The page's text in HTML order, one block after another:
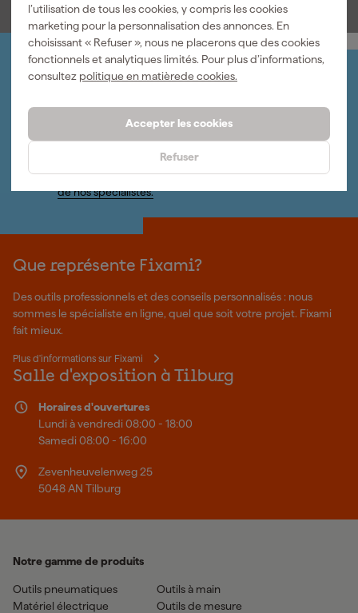
l’utilisation de tous les cookies, y compris les cookies
marketing pour la personnalisation des annonces. En
choisissant « Refuser », nous ne placerons que des cookies
fonctionnels et analytiques limités. Pour plus d’informations,
consultez politique en matièrede cookies.
Accepter les cookies
Refuser
Organisez-le vous-même
factures.
Abonnez-vous à la newsletter hebdomadaire
Nous sommes heureux de vous aider
Nous nous ferons un plaisir de vous aider. Contactez l'un
de nos spécialistes.
Que représente Fixami?
Des outils professionnels et des conseils personnalisés : nous
sommes le spécialiste en ligne, quel que soit votre projet. Fixami
fait mieux.
Plus d'informations sur Fixami
Salle d'exposition à Tilburg
Horaires d'ouvertures
Lundi à vendredi 08:00 - 18:00
Samedi 08:00 - 16:00
Zevenheuvelenweg 25
5048 AN Tilburg
Notre gamme de produits
Outils pneumatiques
Matériel électrique
Outils à main
Outils de mesure